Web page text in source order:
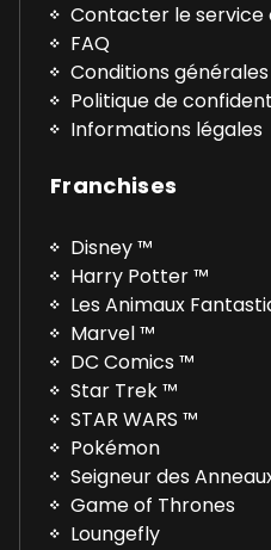
Contacter le service
FAQ
Conditions
Politique de
Informations légales
Franchises
Disney ™
Harry Potter ™
Les Animaux
Marvel ™
DC Comics ™
Star Trek ™
STAR WARS ™
Pokémon
Seigneur des
Game of Thrones
Loungefly